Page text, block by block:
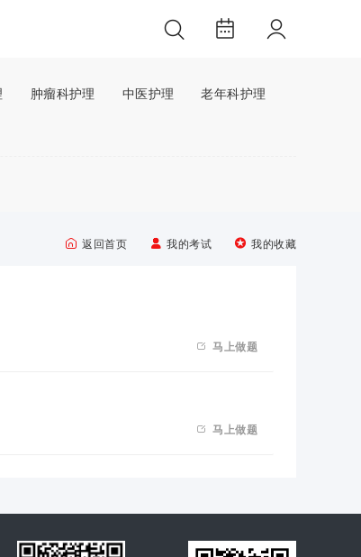
肿瘤科护理 中医护理 老年科护理
 返回首页  我的考试  我的收藏
 马上做题
 马上做题